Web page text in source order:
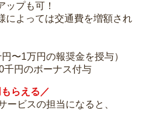
ップも可！
よっては交通費を増額され
〜1万円の報奨金を授与）
千円のボーナス付与
らえる／
ービスの担当になると、